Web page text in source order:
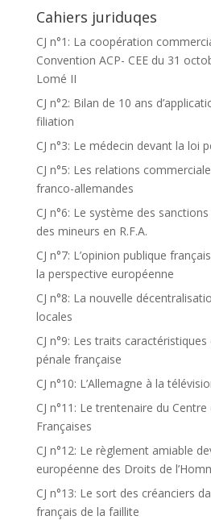
Cahiers juriduqes
CJ n°1: La coopération
Convention ACP- CEE du 31
Lomé II
CJ n°2: Bilan de 10 ans
filiation
CJ n°3: Le médecin devant la loi
CJ n°5: Les relations
franco-allemandes
CJ n°6: Le système des
des mineurs en R.F.A.
CJ n°7: L’opinion publique
la perspective européenne
CJ n°8: La nouvelle
locales
CJ n°9: Les traits
pénale française
CJ n°10: L’Allemagne à la
CJ n°11: Le trentenaire du Centre
Françaises
CJ n°12: Le règlement amiable
européenne des Droits de
CJ n°13: Le sort des créanciers
français de la faillite